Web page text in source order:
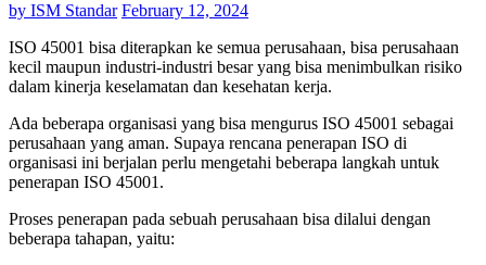
by ISM Standar February 12, 2024
ISO 45001 bisa diterapkan ke semua perusahaan, bisa perusahaan
kecil maupun industri-industri besar yang bisa menimbulkan risiko
dalam kinerja keselamatan dan kesehatan kerja.
Ada beberapa organisasi yang bisa mengurus ISO 45001 sebagai
perusahaan yang aman. Supaya rencana penerapan ISO di
organisasi ini berjalan perlu mengetahi beberapa langkah untuk
penerapan ISO 45001.
Proses penerapan pada sebuah perusahaan bisa dilalui dengan
beberapa tahapan, yaitu: